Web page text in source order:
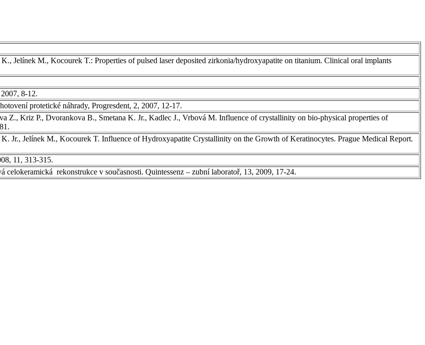
Jelínek M., Kocourek T.: Properties of pulsed laser deposited zirkonia/hydroxyapatite on titanium. Clinical oral implants
8-12.
protetické náhrady, Progresdent, 2, 2007, 12-17.
Z., Kriz P., Dvorankova B., Smetana K. Jr., Kadlec J., Vrbová M. Influence of crystallinity on bio-physical properties of
Jr., Jelínek M., Kocourek T. Influence of Hydroxyapatite Crystallinity on the Growth of Keratinocytes. Prague Medical Report.
11, 313-315.
rekonstrukce v současnosti. Quintessenz – zubní laboratoř, 13, 2009, 17-24.